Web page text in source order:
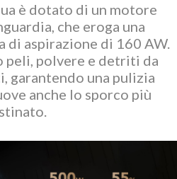
è dotato di un motore
che eroga una
di aspirazione di 160 AW.
peli, polvere e detriti da
garantendo una pulizia
anche lo sporco più